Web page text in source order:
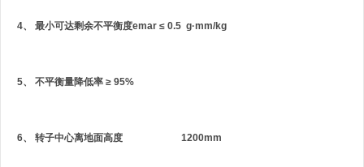
4、 最小可达剩余不平衡度emar ≤ 0.5 g·mm/kg
5、 不平衡量降低率 ≥ 95%
6、 转子中心离地面高度1200mm